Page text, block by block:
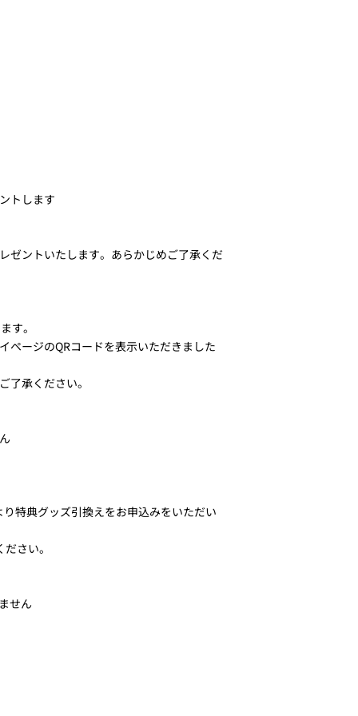
トします
ゼントいたします。あらかじめご了承くだ
す。
ページのQRコードを表示いただきました
承ください。
特典グッズ引換えをお申込みをいただい
さい。
せん